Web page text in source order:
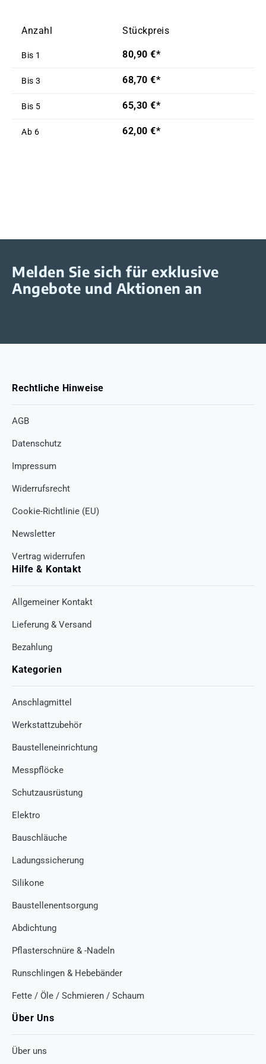
Anzahl Stückpreis
Bis 1 80,90 €*
Bis 3 68,70 €*
Bis 5 65,30 €*
Ab 6 62,00 €*
Melden Sie sich für exklusive
Angebote und Aktionen an
Rechtliche Hinweise
AGB
Datenschutz
Impressum
Widerrufsrecht
Cookie-Richtlinie (EU)
Newsletter
Vertrag widerrufen
Hilfe & Kontakt
Allgemeiner Kontakt
Lieferung & Versand
Bezahlung
Kategorien
Anschlagmittel
Werkstattzubehör
Baustelleneinrichtung
Messpflöcke
Schutzausrüstung
Elektro
Bauschläuche
Ladungssicherung
Silikone
Baustellenentsorgung
Abdichtung
Pflasterschnüre & -Nadeln
Runschlingen & Hebebänder
Fette / Öle / Schmieren / Schaum
Über Uns
Über uns